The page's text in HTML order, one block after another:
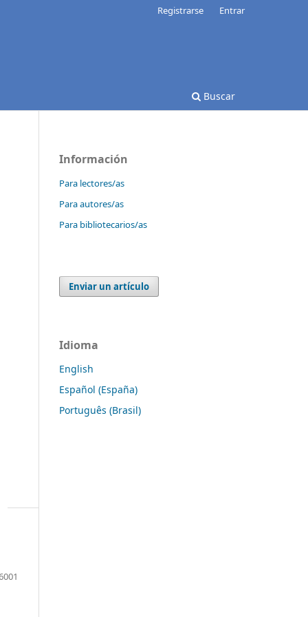
Buscar
Registrarse Entrar
Información
Para lectores/as
Para autores/as
Para bibliotecarios/as
Enviar un artículo
Idioma
English
Español (España)
Português (Brasil)